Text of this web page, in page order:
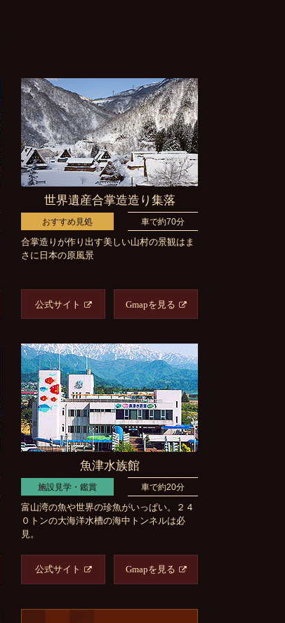
世界遺産合掌造造り集落
おすすめ見処 車で約70分
合掌造りが作り出す美しい山村の景観はま
さに日本の原風景
公式サイト Gmapを見る
魚津水族館
施設見学・鑑賞 車で約20分
富山湾の魚や世界の珍魚がいっぱい。２４
０トンの大海洋水槽の海中トンネルは必
見。
公式サイト Gmapを見る